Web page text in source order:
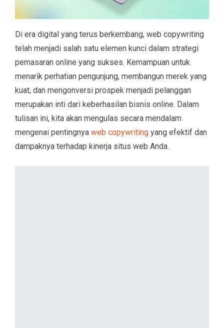
Di era digital yang terus berkembang, web copywriting
telah menjadi salah satu elemen kunci dalam strategi
pemasaran online yang sukses. Kemampuan untuk
menarik perhatian pengunjung, membangun merek yang
kuat, dan mengonversi prospek menjadi pelanggan
merupakan inti dari keberhasilan bisnis online. Dalam
tulisan ini, kita akan mengulas secara mendalam
mengenai pentingnya web copywriting yang efektif dan
dampaknya terhadap kinerja situs web Anda.